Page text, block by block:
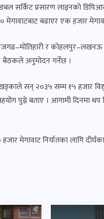
सर्किट प्रसारण लाइनको
बढाएर एक हजार
र कोहलपुर–लखनऊ
बैठकले अनुमोदन गर्नेछ ।
सन् २०३५ सम्म १५ हजार
पुग्ने बताए । आगामी दिनमा
मेगावाट निर्यातका लागि